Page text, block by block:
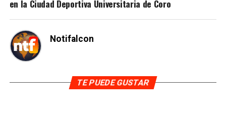
en la Ciudad Deportiva Universitaria de Coro
Notifalcon
TE PUEDE GUSTAR